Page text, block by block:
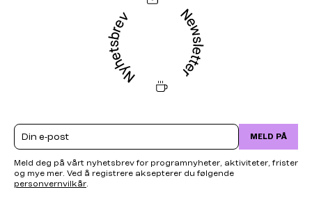
Email MELD PÅ
Meld deg på vårt nyhetsbrev for programnyheter, aktiviteter, frister
og mye mer. Ved å registrere aksepterer du følgende
personvernvilkår.